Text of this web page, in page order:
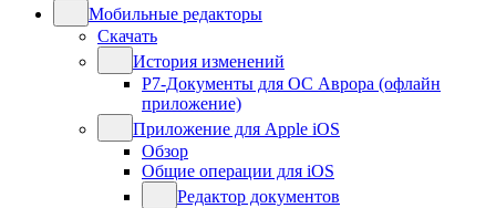
Мобильные редакторы
Скачать
История изменений
Р7-Документы для ОС Аврора (офлайн
приложение)
Приложение для Apple iOS
Обзор
Общие операции для iOS
Редактор документов